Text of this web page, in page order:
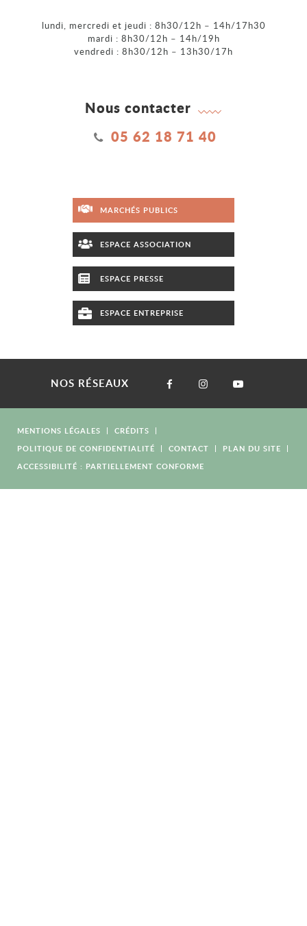
lundi, mercredi et jeudi : 8h30/12h – 14h/17h30
mardi : 8h30/12h – 14h/19h
vendredi : 8h30/12h – 13h30/17h
Nous contacter
05 62 18 71 40
MARCHÉS PUBLICS
ESPACE ASSOCIATION
ESPACE PRESSE
ESPACE ENTREPRISE
NOS RÉSEAUX
MENTIONS LÉGALES
CRÉDITS
POLITIQUE DE CONFIDENTIALITÉ
CONTACT
PLAN DU SITE
ACCESSIBILITÉ : PARTIELLEMENT CONFORME